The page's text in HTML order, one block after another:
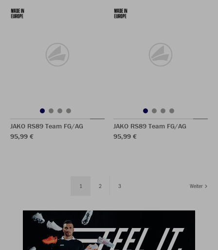
JAKO RS89 Team FG/AG
95,99 €
JAKO RS89 Team FG/AG
95,99 €
1 2 3 Weiter